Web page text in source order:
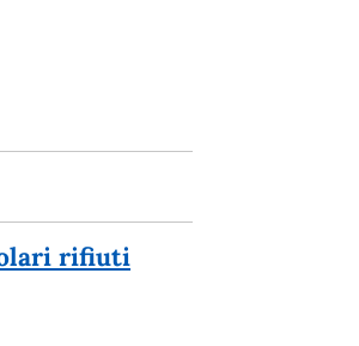
rifiuti